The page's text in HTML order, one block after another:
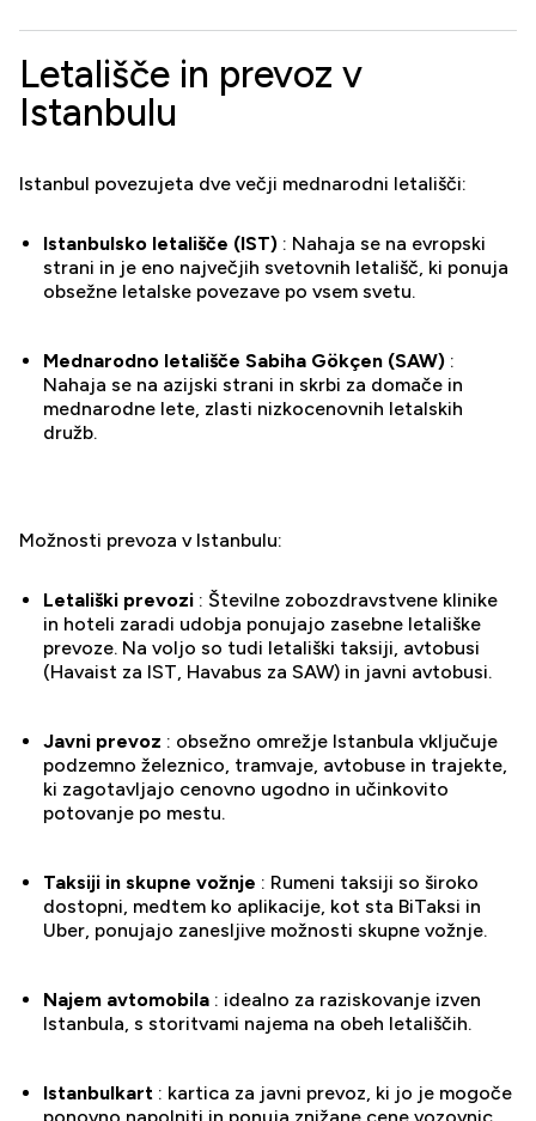
Letališče in prevoz v
Istanbulu
Istanbul povezujeta dve večji mednarodni letališči:
Istanbulsko letališče (IST) : Nahaja se na evropski
strani in je eno največjih svetovnih letališč, ki ponuja
obsežne letalske povezave po vsem svetu.
Mednarodno letališče Sabiha Gökçen (SAW) :
Nahaja se na azijski strani in skrbi za domače in
mednarodne lete, zlasti nizkocenovnih letalskih
družb.
Možnosti prevoza v Istanbulu:
Letališki prevozi : Številne zobozdravstvene klinike
in hoteli zaradi udobja ponujajo zasebne letališke
prevoze. Na voljo so tudi letališki taksiji, avtobusi
(Havaist za IST, Havabus za SAW) in javni avtobusi.
Javni prevoz : obsežno omrežje Istanbula vključuje
podzemno železnico, tramvaje, avtobuse in trajekte,
ki zagotavljajo cenovno ugodno in učinkovito
potovanje po mestu.
Taksiji in skupne vožnje : Rumeni taksiji so široko
dostopni, medtem ko aplikacije, kot sta BiTaksi in
Uber, ponujajo zanesljive možnosti skupne vožnje.
Najem avtomobila : idealno za raziskovanje izven
Istanbula, s storitvami najema na obeh letališčih.
Istanbulkart : kartica za javni prevoz, ki jo je mogoče